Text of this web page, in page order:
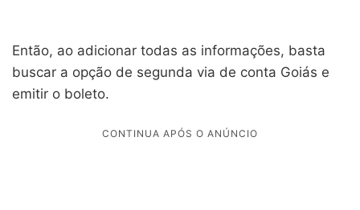
Então, ao adicionar todas as informações, basta
buscar a opção de segunda via de conta Goiás e
emitir o boleto.